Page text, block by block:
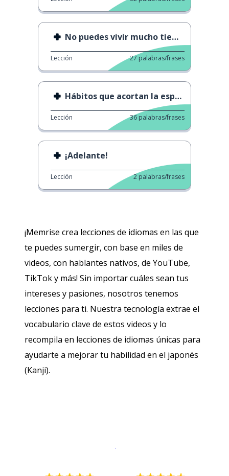
¡Memrise crea lecciones de idiomas en las que
te puedes sumergir, con base en miles de
videos, con hablantes nativos, de YouTube,
TikTok y más! Sin importar cuáles sean tus
intereses y pasiones, nosotros tenemos
lecciones para ti. Nuestra tecnología extrae el
vocabulario clave de estos videos y lo
recompila en lecciones de idiomas únicas para
ayudarte a mejorar tu habilidad en el japonés
(Kanji).
No puedes vivir mucho tiempo sin ○○
Lección 27 palabras/frases
Hábitos que acortan la esperanza de vida.
Lección 36 palabras/frases
¡Adelante!
Lección 2 palabras/frases